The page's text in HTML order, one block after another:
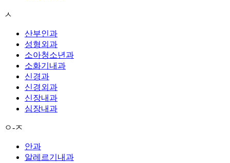
ㅅ
산부인과
성형외과
소아청소년과
소화기내과
신경과
신경외과
신장내과
심장내과
ㅇ-ㅈ
안과
알레르기내과